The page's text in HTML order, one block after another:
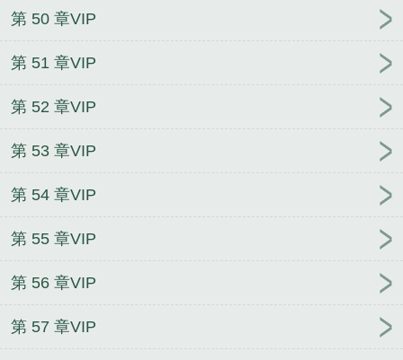
第 50 章VIP
第 51 章VIP
第 52 章VIP
第 53 章VIP
第 54 章VIP
第 55 章VIP
第 56 章VIP
第 57 章VIP